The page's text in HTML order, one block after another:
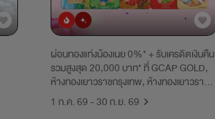
ยอดนิยมมาใหม่
ผ่อนทองแท่งน้องเนย 0%* + รับเครดิตเงินคืน
รวมสูงสุด 20,000 บาท* ที่ GCAP GOLD,
ห้างทองเยาวราชกรุงเทพ, ห้างทองเยาวราช
ศรีนครินทร์ และห้างทองหวังอยากมี ที่ 0%
OUTLET บนแอปฯ UCHOOSE เท่านั้น
1 ก.ค. 69 - 30 ก.ย. 69